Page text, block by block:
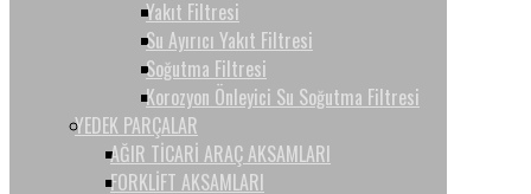
Yakıt Filtresi
Su Ayırıcı Yakıt Filtresi
Soğutma Filtresi
Korozyon Önleyici Su Soğutma Filtresi
YEDEK PARÇALAR
AĞIR TİCARİ ARAÇ AKSAMLARI
FORKLİFT AKSAMLARI